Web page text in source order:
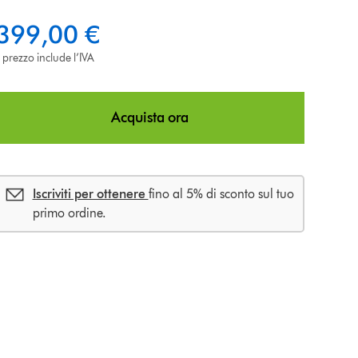
€
prezzo include l’IVA
Acquista ora
Iscriviti per ottenere fino al 5% di sconto sul tuo
primo ordine.